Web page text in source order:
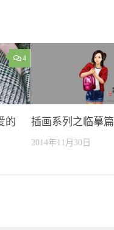
4
的
插画系列之临摹篇
2014年11月30日